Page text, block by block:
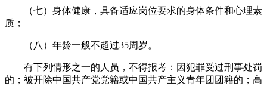
（七）身体健康，具备适应岗位要求的身体条件和心理素
质；
（八）年龄一般不超过35周岁。
有下列情形之一的人员，不得报考：因犯罪受过刑事处罚
的；被开除中国共产党党籍或中国共产主义青年团团籍的；高